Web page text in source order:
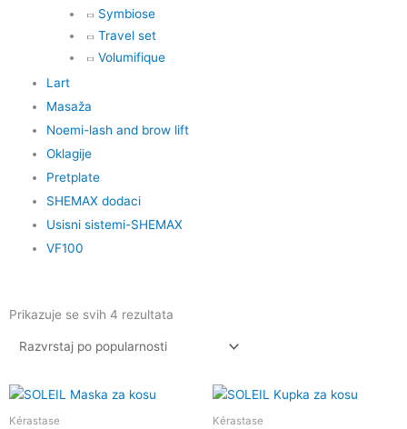
Symbiose
Travel set
Volumifique
Lart
Masaža
Noemi-lash and brow lift
Oklagije
Pretplate
SHEMAX dodaci
Usisni sistemi-SHEMAX
VF100
Prikazuje se svih 4 rezultata
Kérastase Kérastase